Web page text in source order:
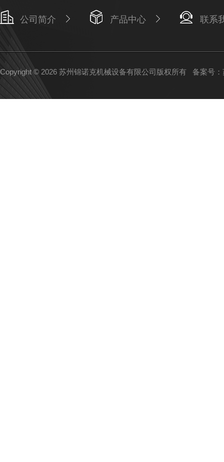
公司简介 产品中心 联系
Copyright © 2026 苏州锦诺克机械设备有限公司版权所有 备案号：